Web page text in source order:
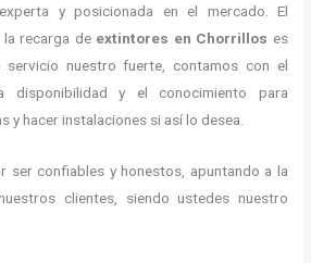
y posicionada en el mercado. El
recarga de extintores en Chorrillos es
servicio nuestro fuerte, contamos con el
disponibilidad y el conocimiento para
y hacer instalaciones si así lo desea.
ser confiables y honestos, apuntando a la
clientes, siendo ustedes nuestro